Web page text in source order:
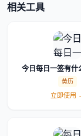
相关工具
今日每日一签有什
黄历
立即使用